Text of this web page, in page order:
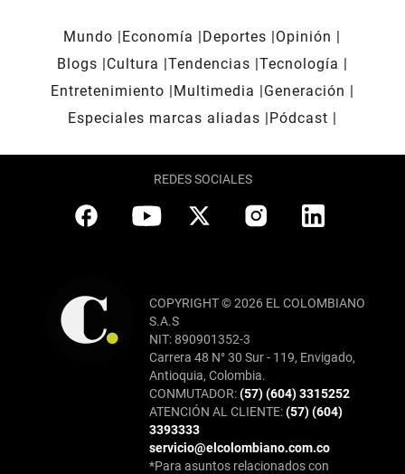
Mundo Economía Deportes
Opinión
Blogs
Cultura Tendencias Tecnología
Entretenimiento
Multimedia
Generación
Especiales marcas aliadas
Pódcast
REDES SOCIALES
COPYRIGHT © 2026 EL COLOMBIANO
S.A.S
NIT: 890901352-3
Carrera 48 N° 30 Sur - 119, Envigado,
Antioquia, Colombia.
CONMUTADOR:(57) (604) 3315252
ATENCIÓN AL CLIENTE:(57) (604)
3393333
servicio@elcolombiano.com.co
*Para asuntos relacionados con